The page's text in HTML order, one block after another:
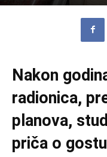
Nakon
radionica,
planova,
priča o